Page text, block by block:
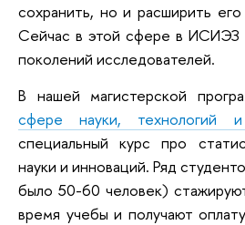
сохранить, но и расширить
Сейчас в этой сфере в ИСИЭЗ
поколений исследователей.
В нашей магистерской
сфере науки, технологий
специальный курс про
науки и инноваций. Ряд
было 50-60 человек)
время учебы и получают